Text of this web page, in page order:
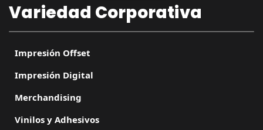
Variedad Corporativa
Impresión Offset
Impresión Digital
Merchandising
Vinilos y Adhesivos